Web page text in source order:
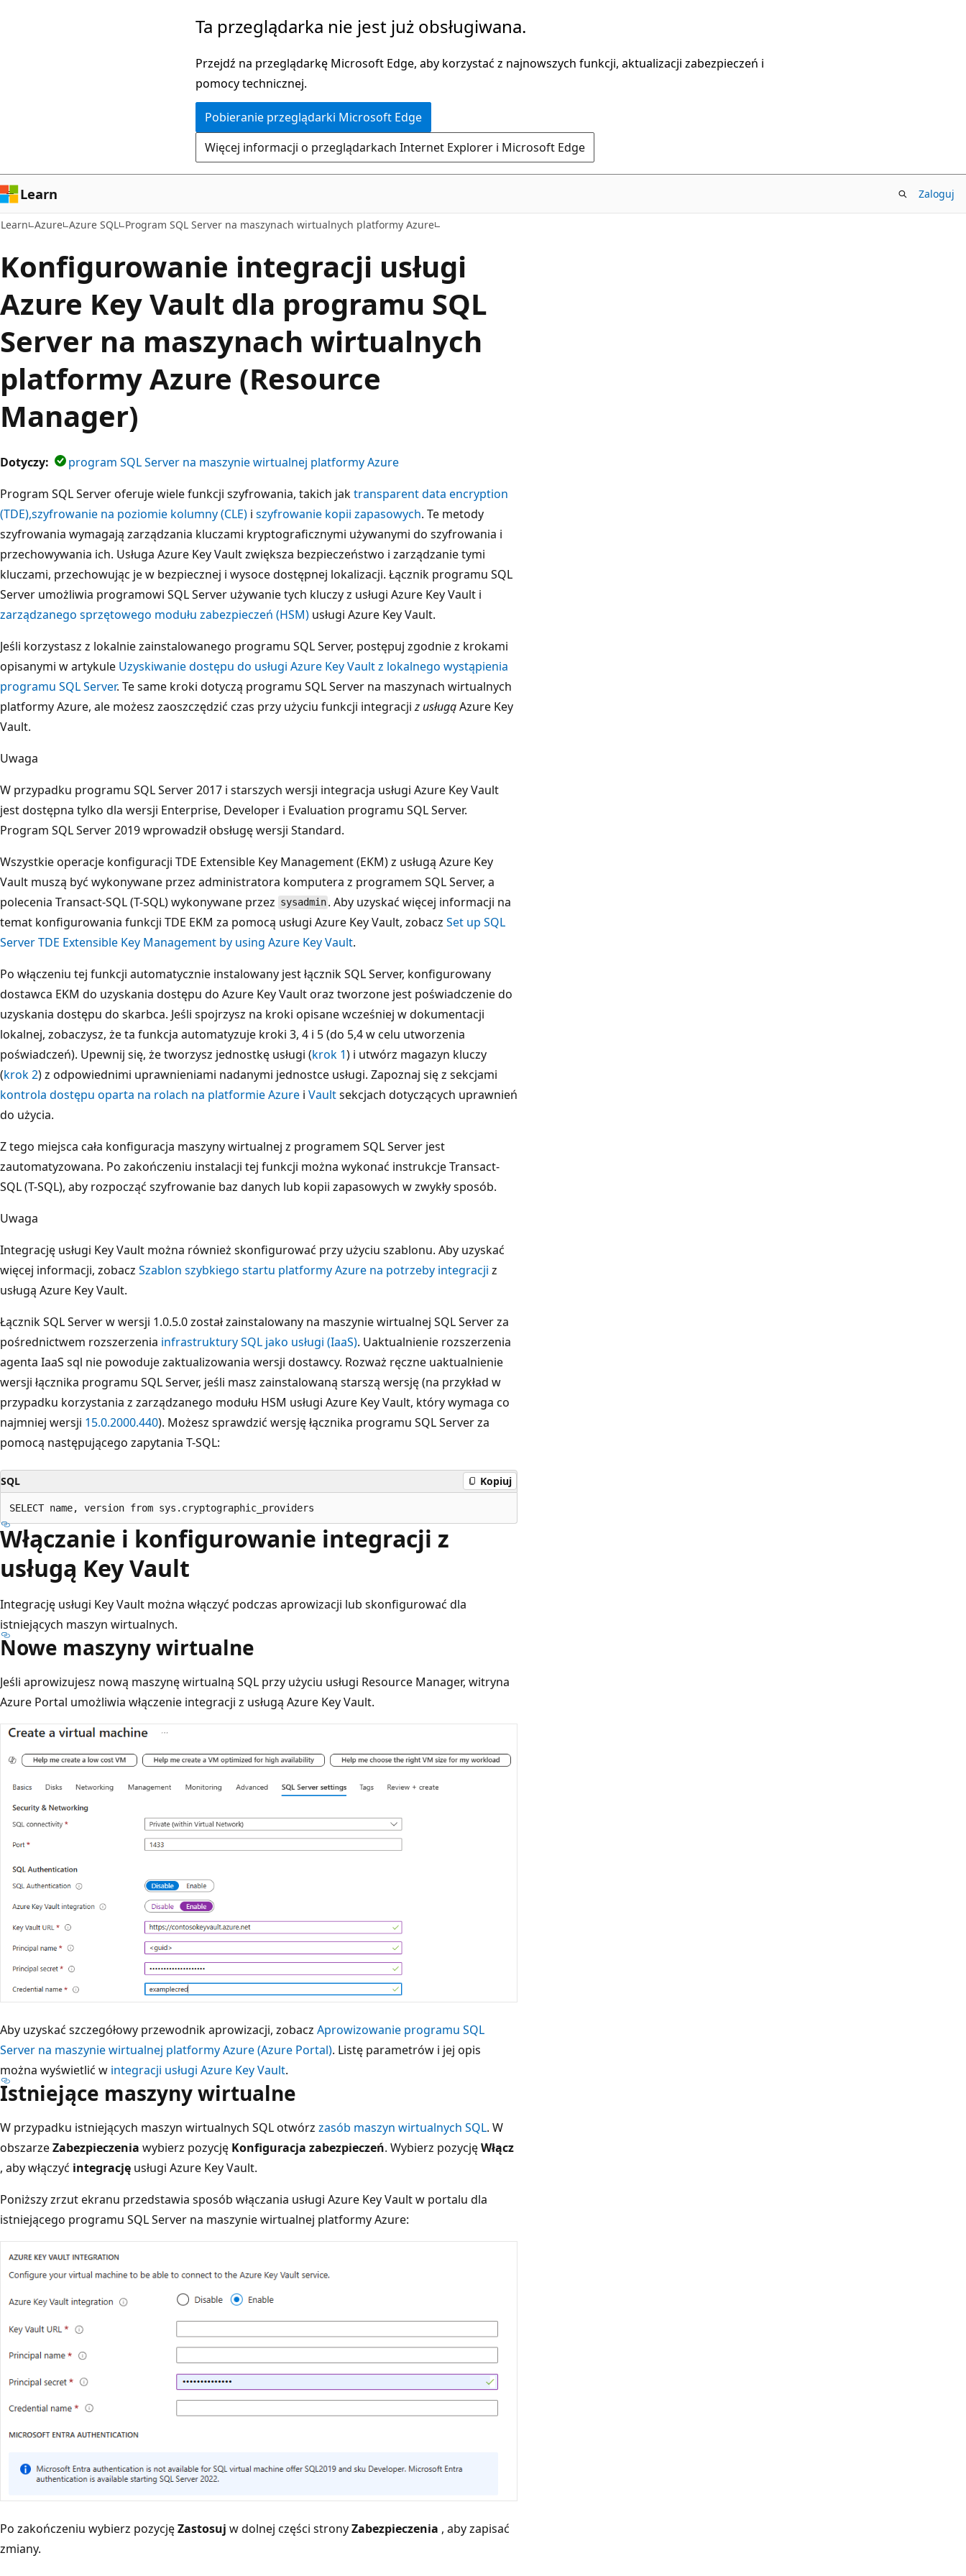
Ta przeglądarka nie jest już obsługiwana.
Przejdź na przeglądarkę Microsoft Edge, aby korzystać z najnowszych funkcji, aktualizacji zabezpieczeń i
pomocy technicznej.
Pobieranie przeglądarki Microsoft Edge
Więcej informacji o przeglądarkach Internet Explorer i Microsoft Edge
Learn Zaloguj
Learn Azure Azure SQL Program SQL Server na maszynach wirtualnych platformy Azure
Konfigurowanie integracji usługi
Azure Key Vault dla programu SQL
Server na maszynach wirtualnych
platformy Azure (Resource
Manager)
Dotyczy:
program SQL Server na maszynie wirtualnej platformy Azure
Program SQL Server oferuje wiele funkcji szyfrowania, takich jaktransparent data encryption
(TDE),szyfrowanie na poziomie kolumny (CLE) i szyfrowanie kopii zapasowych. Te metody
szyfrowania wymagają zarządzania kluczami kryptograficznymi używanymi do szyfrowania i
przechowywania ich. Usługa Azure Key Vault zwiększa bezpieczeństwo i zarządzanie tymi
kluczami, przechowując je w bezpiecznej i wysoce dostępnej lokalizacji. Łącznik programu SQL
Server umożliwia programowi SQL Server używanie tych kluczy z usługi Azure Key Vault i
zarządzanego sprzętowego modułu zabezpieczeń (HSM) usługi Azure Key Vault.
Jeśli korzystasz z lokalnie zainstalowanego programu SQL Server, postępuj zgodnie z krokami
opisanymi w artykule Uzyskiwanie dostępu do usługi Azure Key Vault z lokalnego wystąpienia
programu SQL Server. Te same kroki dotyczą programu SQL Server na maszynach wirtualnych
platformy Azure, ale możesz zaoszczędzić czas przy użyciu funkcji integracjiz usługąAzure Key
Vault.
Uwaga
W przypadku programu SQL Server 2017 i starszych wersji integracja usługi Azure Key Vault
jest dostępna tylko dla wersji Enterprise, Developer i Evaluation programu SQL Server.
Program SQL Server 2019 wprowadził obsługę wersji Standard.
Wszystkie operacje konfiguracji TDE Extensible Key Management (EKM) z usługą Azure Key
Vault muszą być wykonywane przez administratora komputera z programem SQL Server, a
polecenia Transact-SQL (T-SQL) wykonywane przez sysadmin . Aby uzyskać więcej informacji na
temat konfigurowania funkcji TDE EKM za pomocą usługi Azure Key Vault, zobacz Set up SQL
Server TDE Extensible Key Management by using Azure Key Vault.
Po włączeniu tej funkcji automatycznie instalowany jest łącznik SQL Server, konfigurowany
dostawca EKM do uzyskania dostępu do Azure Key Vault oraz tworzone jest poświadczenie do
uzyskania dostępu do skarbca. Jeśli spojrzysz na kroki opisane wcześniej w dokumentacji
lokalnej, zobaczysz, że ta funkcja automatyzuje kroki 3, 4 i 5 (do 5,4 w celu utworzenia
poświadczeń). Upewnij się, że tworzysz jednostkę usługi (krok 1) i utwórz magazyn kluczy
(krok 2) z odpowiednimi uprawnieniami nadanymi jednostce usługi. Zapoznaj się z sekcjami
kontrola dostępu oparta na rolach na platformie Azure i Vaultsekcjach dotyczących uprawnień
do użycia.
Z tego miejsca cała konfiguracja maszyny wirtualnej z programem SQL Server jest
zautomatyzowana. Po zakończeniu instalacji tej funkcji można wykonać instrukcje Transact-
SQL (T-SQL), aby rozpocząć szyfrowanie baz danych lub kopii zapasowych w zwykły sposób.
Uwaga
Integrację usługi Key Vault można również skonfigurować przy użyciu szablonu. Aby uzyskać
więcej informacji, zobacz Szablon szybkiego startu platformy Azure na potrzeby integracji z
usługą Azure Key Vault.
Łącznik SQL Server w wersji 1.0.5.0 został zainstalowany na maszynie wirtualnej SQL Server za
pośrednictwem rozszerzenia infrastruktury SQL jako usługi (IaaS). Uaktualnienie rozszerzenia
agenta IaaS sql nie powoduje zaktualizowania wersji dostawcy. Rozważ ręczne uaktualnienie
wersji łącznika programu SQL Server, jeśli masz zainstalowaną starszą wersję (na przykład w
przypadku korzystania z zarządzanego modułu HSM usługi Azure Key Vault, który wymaga co
najmniej wersji 15.0.2000.440). Możesz sprawdzić wersję łącznika programu SQL Server za
pomocą następującego zapytania T-SQL:
SQL Kopiuj
Włączanie i konfigurowanie integracji z
usługą Key Vault
Integrację usługi Key Vault można włączyć podczas aprowizacji lub skonfigurować dla
istniejących maszyn wirtualnych.
Nowe maszyny wirtualne
Jeśli aprowizujesz nową maszynę wirtualną SQL przy użyciu usługi Resource Manager, witryna
Azure Portal umożliwia włączenie integracji z usługą Azure Key Vault.
Aby uzyskać szczegółowy przewodnik aprowizacji, zobacz Aprowizowanie programu SQL
Server na maszynie wirtualnej platformy Azure (Azure Portal). Listę parametrów i jej opis
można wyświetlić w integracji usługi Azure Key Vault.
Istniejące maszyny wirtualne
W przypadku istniejących maszyn wirtualnych SQL otwórz zasób maszyn wirtualnych SQL. W
obszarzeZabezpieczenia wybierz pozycję Konfiguracja zabezpieczeń. Wybierz pozycjęWłącz
, aby włączyć integrację usługi Azure Key Vault.
Poniższy zrzut ekranu przedstawia sposób włączania usługi Azure Key Vault w portalu dla
istniejącego programu SQL Server na maszynie wirtualnej platformy Azure:
Po zakończeniu wybierz pozycjęZastosuj w dolnej części stronyZabezpieczenia , aby zapisać
zmiany.